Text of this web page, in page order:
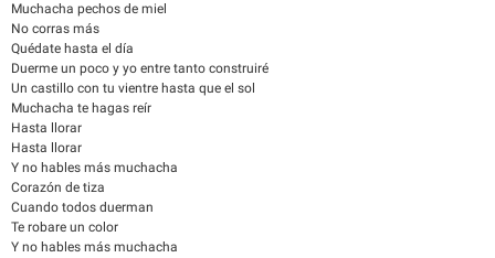
Muchacha pechos de miel
No corras más
Quédate hasta el día
Duerme un poco y yo entre tanto construiré
Un castillo con tu vientre hasta que el sol
Muchacha te hagas reír
Hasta llorar
Hasta llorar
Y no hables más muchacha
Corazón de tiza
Cuando todos duerman
Te robare un color
Y no hables más muchacha